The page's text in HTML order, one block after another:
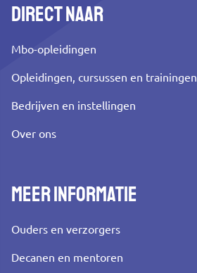
Direct naar
Mbo-opleidingen
Opleidingen, cursussen en trainingen
Bedrijven en instellingen
Over ons
Meer informatie
Ouders en verzorgers
Decanen en mentoren